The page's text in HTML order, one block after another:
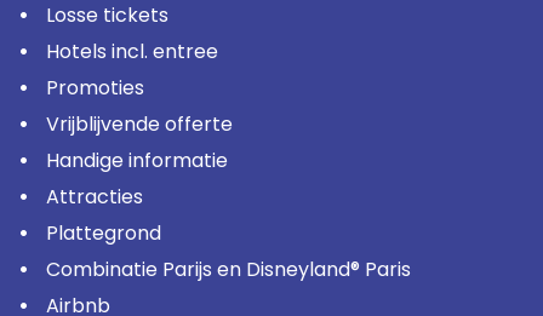
Losse tickets
Hotels incl. entree
Promoties
Vrijblijvende offerte
Handige informatie
Attracties
Plattegrond
Combinatie Parijs en Disneyland® Paris
Airbnb